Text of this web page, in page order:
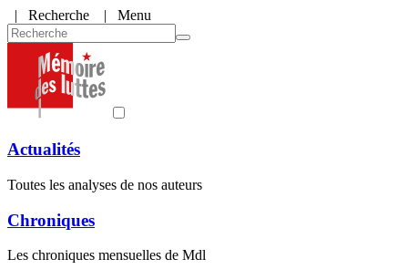
| Recherche | Menu
Actualités
Toutes les analyses de nos auteurs
Chroniques
Les chroniques mensuelles de Mdl